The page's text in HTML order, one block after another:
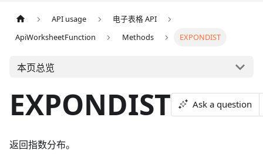
API usage
电子表格 API
ApiWorksheetFunction
Methods EXPONDIST
本页总览
EXPONDIST Ask a question
返回指数分布。